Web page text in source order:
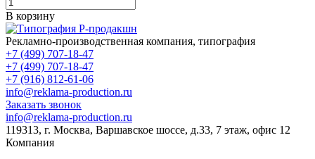
В корзину
Рекламно-производственная компания, типография
+7 (499) 707-18-47
+7 (499) 707-18-47
+7 (916) 812-61-06
info@reklama-production.ru
Заказать звонок
info@reklama-production.ru
119313, г. Москва, Варшавское шоссе, д.33, 7 этаж, офис 12
Компания